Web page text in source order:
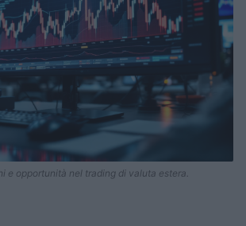
e opportunità nel trading di valuta estera.